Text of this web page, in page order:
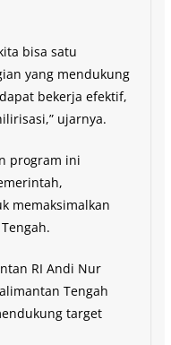
bisa satu
yang mendukung
bekerja efektif,
ujarnya.
program ini
memaksimalkan
RI Andi Nur
Tengah
target